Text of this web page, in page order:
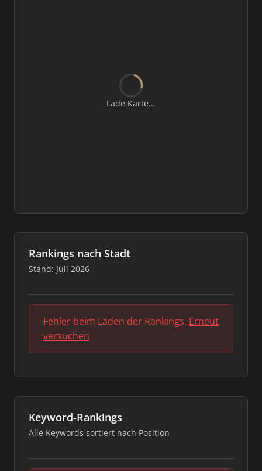
Lade Karte...
Rankings nach Stadt
Stand: Juli 2026
Fehler beim Laden der Rankings. Erneut
versuchen
Keyword-Rankings
Alle Keywords sortiert nach Position